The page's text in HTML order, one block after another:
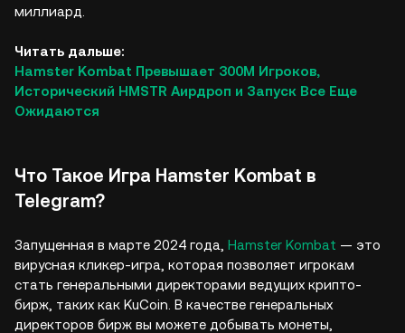
миллиард.
Читать дальше:
Hamster Kombat Превышает 300М Игроков,
Исторический HMSTR Аирдроп и Запуск Все Еще
Ожидаются
Что Такое Игра Hamster Kombat в
Telegram?
Запущенная в марте 2024 года, Hamster Kombat — это
вирусная кликер-игра, которая позволяет игрокам
стать генеральными директорами ведущих крипто-
бирж, таких как KuCoin. В качестве генеральных
директоров бирж вы можете добывать монеты,